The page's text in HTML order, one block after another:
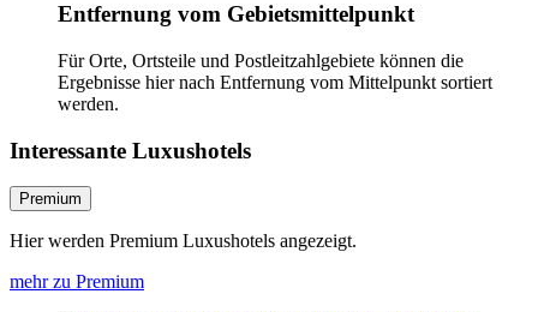
Entfernung vom Gebietsmittelpunkt
Für Orte, Ortsteile und Postleitzahlgebiete können die
Ergebnisse hier nach Entfernung vom Mittelpunkt sortiert
werden.
Interessante Luxushotels
Premium
Hier werden Premium Luxushotels angezeigt.
mehr zu Premium